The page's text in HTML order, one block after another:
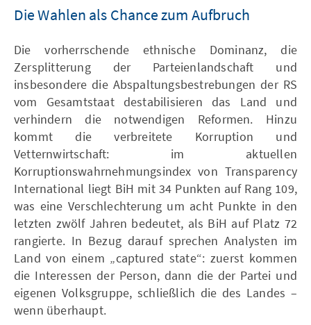
Die Wahlen als Chance zum Aufbruch
Die vorherrschende ethnische Dominanz, die
Zersplitterung der Parteienlandschaft und
insbesondere die Abspaltungsbestrebungen der RS
vom Gesamtstaat destabilisieren das Land und
verhindern die notwendigen Reformen. Hinzu
kommt die verbreitete Korruption und
Vetternwirtschaft: im aktuellen
Korruptionswahrnehmungsindex von Transparency
International liegt BiH mit 34 Punkten auf Rang 109,
was eine Verschlechterung um acht Punkte in den
letzten zwölf Jahren bedeutet, als BiH auf Platz 72
rangierte. In Bezug darauf sprechen Analysten im
Land von einem „captured state“: zuerst kommen
die Interessen der Person, dann die der Partei und
eigenen Volksgruppe, schließlich die des Landes –
wenn überhaupt.